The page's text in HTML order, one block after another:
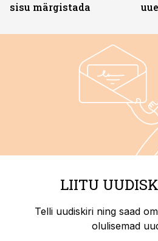
sisu märgistada
LIITU
Telli uudiskiri ning saad
olulisemad